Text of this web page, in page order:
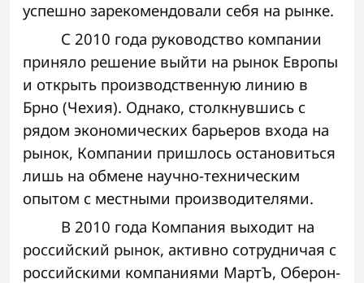
успешно зарекомендовали себя на рынке.
С 2010 года руководство компании
приняло решение выйти на рынок Европы
и открыть производственную линию в
Брно (Чехия). Однако, столкнувшись с
рядом экономических барьеров входа на
рынок, Компании пришлось остановиться
лишь на обмене научно-техническим
опытом с местными производителями.
В 2010 года Компания выходит на
российский рынок, активно сотрудничая с
российскими компаниями МартЪ, Оберон-